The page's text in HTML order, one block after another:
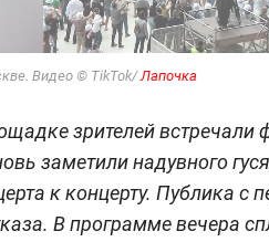
Видео © TikTok/Лапочка
зрителей
заметили надувного
к концерту. Публика с
В программе вечера